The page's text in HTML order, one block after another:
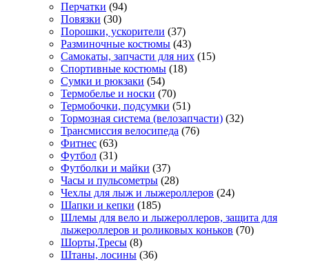
Перчатки (94)
Повязки (30)
Порошки, ускорители (37)
Разминочные костюмы (43)
Самокаты, запчасти для них (15)
Спортивные костюмы (18)
Сумки и рюкзаки (54)
Термобелье и носки (70)
Термобочки, подсумки (51)
Тормозная система (велозапчасти) (32)
Трансмиссия велосипеда (76)
Фитнес (63)
Футбол (31)
Футболки и майки (37)
Часы и пульсометры (28)
Чехлы для лыж и лыжероллеров (24)
Шапки и кепки (185)
Шлемы для вело и лыжероллеров, защита для
лыжероллеров и роликовых коньков (70)
Шорты,Тресы (8)
Штаны, лосины (36)